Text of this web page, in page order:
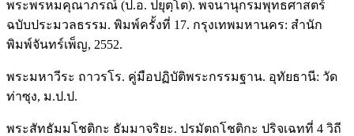
พระพรหมคุณาภรณ์ (ป.อ. ปยุตฺโต). พจนานุกรมพุทธศาสตร์
ฉบับประมวลธรรม. พิมพ์ครั้งที่ 17. กรุงเทพมหานคร: สำนัก
พิมพ์จันทร์เพ็ญ, 2552.
พระมหาวีระ ถาวรโร. คู่มือปฏิบัติพระกรรมฐาน. อุทัยธานี: วัด
ท่าซุง, ม.ป.ป.
พระสัทธัมมโชติกะ ธัมมาจริยะ. ปรมัตถโชติกะ ปริจเฉทที่ 4 วิถี